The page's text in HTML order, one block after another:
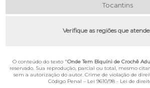
Tocantins
Verifique as regiões que
O conteúdo do texto "Onde Tem Biquíni de Crochê
reservado. Sua reprodução, parcial ou total, mesmo
sem a autorização do autor. Crime de violação de
Código Penal – Lei 9610/98 - Lei de